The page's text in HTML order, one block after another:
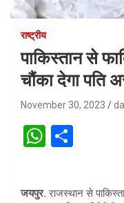
राष्ट्रीय
पाकिस्‍तान से
चौंका देगा पति
November 30, 2023
W
ar
जयपुर. राजस्थान से